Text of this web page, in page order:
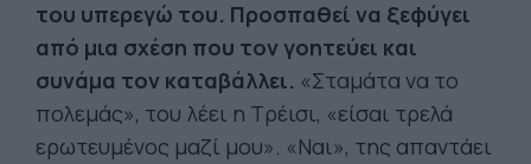
του υπερεγώ του. Προσπαθεί να ξεφύγει
από μια σχέση που τον γοητεύει και
συνάμα τον καταβάλλει. «Σταμάτα να το
πολεμάς», του λέει η Τρέισι, «είσαι τρελά
ερωτευμένος μαζί μου». «Ναι», της απαντάει